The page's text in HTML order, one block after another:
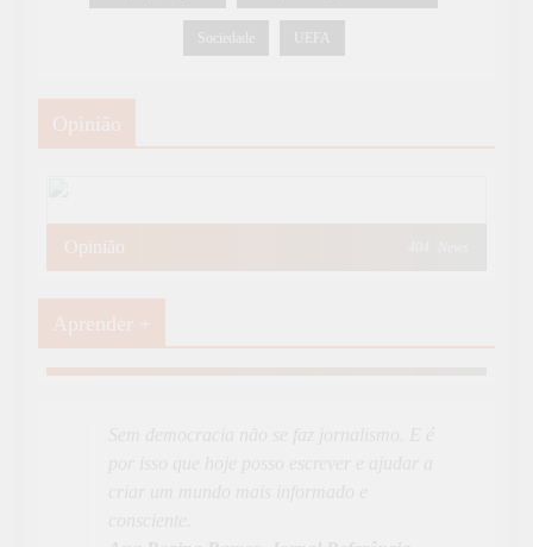
Sociedade UEFA
Opinião
Opinião
Aprender +
Aprender Mais 19 News